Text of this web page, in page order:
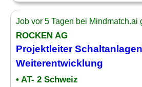
Job vor 5 Tagen bei Mindmatch.ai
ROCKEN AG
Projektleiter
Weiterentwicklung
• AT- 2 Schweiz